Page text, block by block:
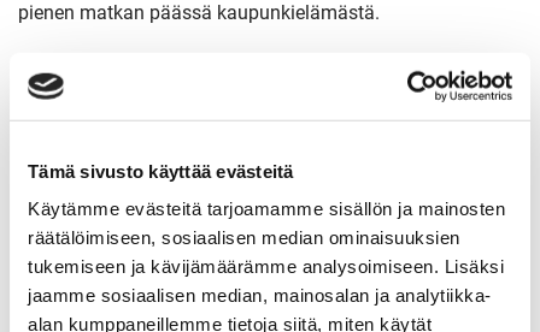
Tämä sivusto käyttää evästeitä
Käytämme evästeitä tarjoamamme sisällön ja mainosten
räätälöimiseen, sosiaalisen median ominaisuuksien
tukemiseen ja kävijämäärämme analysoimiseen. Lisäksi
jaamme sosiaalisen median, mainosalan ja analytiikka-
alan kumppaneillemme tietoja siitä, miten käytät
pienen matkan päässä kaupunkielämästä.
Pori tunnetaan myös lukuisista tapahtumista, joista
vetovoimaisin lienee Pori Jazz, joka tuo tuhansittain
ulkoilupaikkana ja sieltä löytyy niin kesäteatteri kuin
leikkipuisto.
– Yyterin hiekkarantaa ei suotta ylistetä: jopa kuuden
kilmometrin pituinen hiekkaranta on Pohjoismaissa
harvinaisuus, muistuttaa Huhtanen.